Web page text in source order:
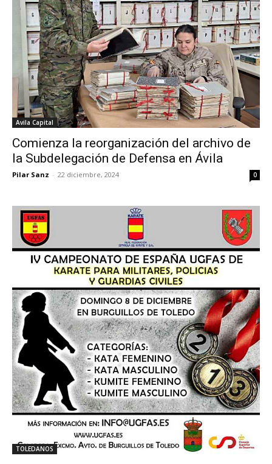
Avila Capital
Comienza la reorganización del archivo de
la Subdelegación de Defensa en Ávila
Pilar Sanz - 22 diciembre, 2024 0
TOLEDANOS